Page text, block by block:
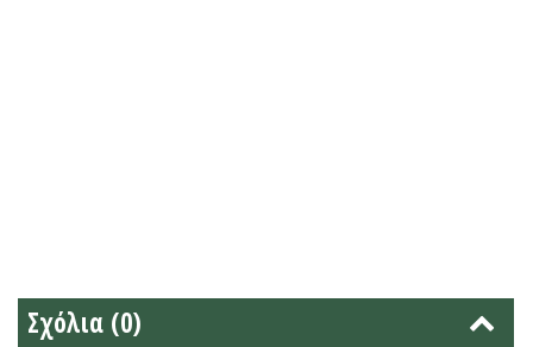
Σχόλια (0)